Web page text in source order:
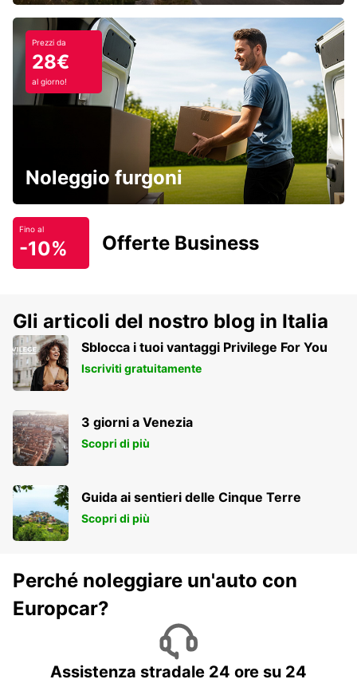
Prezzi da
28€
al giorno!
Noleggio furgoni
Fino al
-10% Offerte Business
Gli articoli del nostro blog in Italia
Sblocca i tuoi vantaggi Privilege For You
Iscriviti gratuitamente
3 giorni a Venezia
Scopri di più
Guida ai sentieri delle Cinque Terre
Scopri di più
Perché noleggiare un'auto con
Europcar?
Assistenza stradale 24 ore su 24